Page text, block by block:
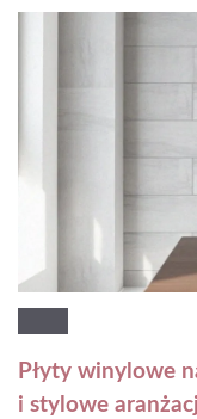
Płyty winylowe
i stylowe